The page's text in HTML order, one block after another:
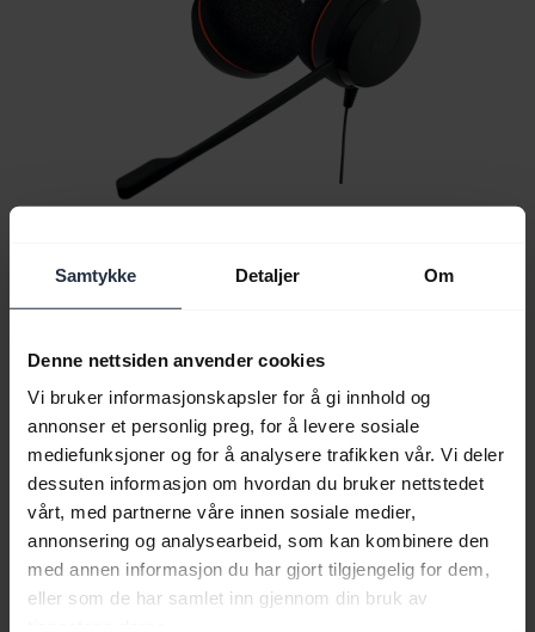
Samtykke Detaljer Om
Denne nettsiden anvender cookies
Vi bruker informasjonskapsler for å gi innhold og
annonser et personlig preg, for å levere sosiale
mediefunksjoner og for å analysere trafikken vår. Vi deler
dessuten informasjon om hvordan du bruker nettstedet
vårt, med partnerne våre innen sosiale medier,
annonsering og analysearbeid, som kan kombinere den
med annen informasjon du har gjort tilgjengelig for dem,
eller som de har samlet inn gjennom din bruk av
Ressurser for å komme i gang
Paringsveiledning for Bluetooth
Vanlige spørsmål